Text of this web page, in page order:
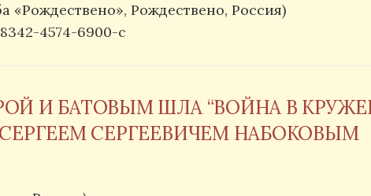
«Рождествено», Рождествено, Россия)
4574-6900-c
И БАТОВЫМ ШЛА “ВОЙНА В
СЕРГЕЕВИЧЕМ НАБОКОВЫМ